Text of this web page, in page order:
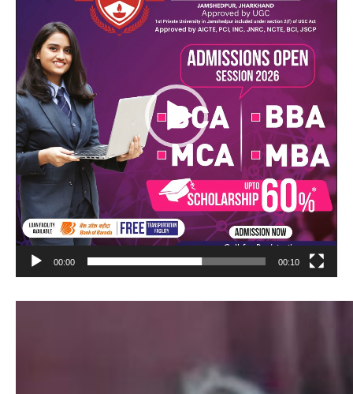
00:00 00:10